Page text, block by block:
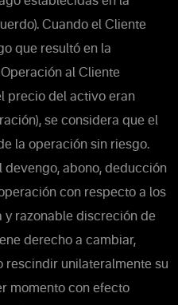
Cuando el Cliente
que resultó en la
al Cliente
precio del activo eran
se considera que el
la operación sin riesgo.
devengo, abono, deducción
con respecto a los
y razonable discreción de
derecho a cambiar,
rescindir unilateralmente su
momento con efecto